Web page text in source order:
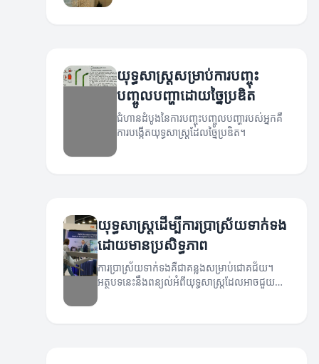
យុទ្ធសាស្ត្រសម្រាប់ការបញ្ចុះ
បញ្ចូលបញ្ហាដោយច្នៃប្រឌិត
ជំហានដំបូងនៃការបញ្ចុះបញ្ចូលបញ្ហារបស់អ្នកគឺ
ការបង្កើតយុទ្ធសាស្ត្រដែលច្នៃប្រឌិត។
យុទ្ធសាស្ត្រដើម្បីការប្រាស្រ័យទាក់ទង
ដោយមានប្រសិទ្ធភាព
ការប្រាស្រ័យទាក់ទងគឺជាគន្លងសម្រាប់ជោគជ័យ។
អត្ថបទនេះនឹងពន្យល់អំពីយុទ្ធសាស្ត្រដែលអាចជួយ
បង្កើនសមត្ថភាពចក្នុងការប្រាស្រ័យទាក់ទង។